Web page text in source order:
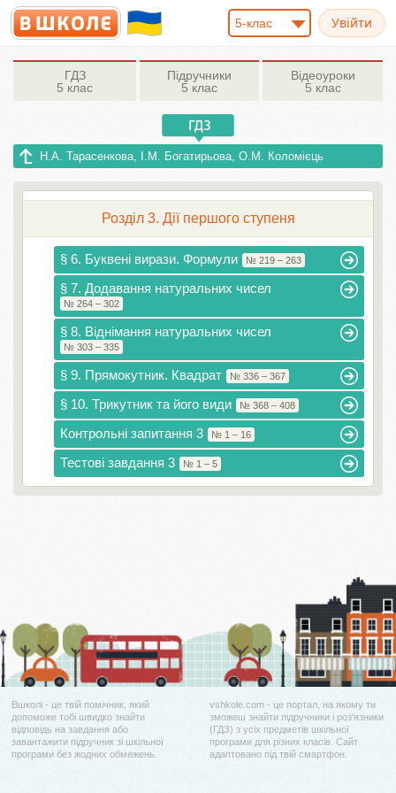
5-клас
ГДЗ
5 клас
Підручники
5 клас
Відеоуроки
5 клас
Н.А. Тарасенкова, І.М. Богатирьова, О.М. Коломієць
Розділ 3. Дії першого ступеня
§ 6. Буквені вирази. Формули № 219 – 263
§ 7. Додавання натуральних чисел
№ 264 – 302
§ 8. Віднімання натуральних чисел
№ 303 – 335
§ 9. Прямокутник. Квадрат № 336 – 367
§ 10. Трикутник та його види № 368 – 408
Контрольні запитання 3 № 1 – 16
Тестові завдання 3 № 1 – 5
Вшколі - це твій помічник, який
допоможе тобі швидко знайти
відповідь на завдання або
завантажити підручник зі шкільної
програми без жодних обмежень.
vshkole.com - це портал, на якому ти
зможеш знайти підручники і роз'язники
(ГДЗ) з усіх предметів шкільної
програми для різних класів. Сайт
адаптовано під твій смартфон.